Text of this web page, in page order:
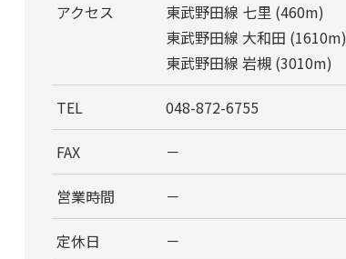
アクセス
東武野田線 七里 (460m)
東武野田線 大和田 (1610m)
東武野田線 岩槻 (3010m)
TEL 048-872-6755
FAX －
営業時間 －
定休日 －